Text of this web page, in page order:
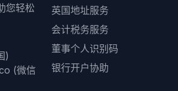
您轻松
)
(微信
英国地址服务
会计税务服务
董事个人识别码
银行开户协助